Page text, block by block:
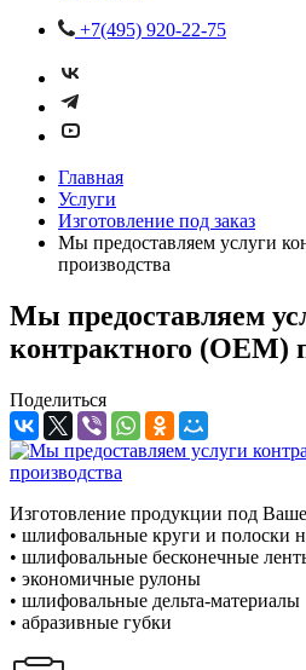
+7(495) 920-22-75
Главная
Услуги
Изготовление под заказ
Мы предоставляем услуги
производства
Мы предоставляем
контрактного (ОЕМ)
Поделиться
Изготовление продукции под
• шлифовальные круги и полоски
• шлифовальные бесконечные
• экономичные рулоны
• шлифовальные дельта-материалы
• абразивные губки